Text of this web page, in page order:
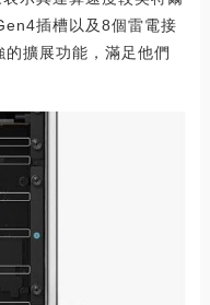
插槽以及8個雷電接
擴展功能，滿足他們